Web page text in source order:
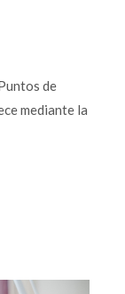
de
mediante la